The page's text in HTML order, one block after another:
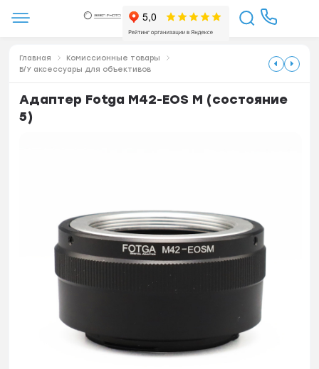
Главная
Комиссионные товары
Б/У аксессуары для объективов
Адаптер Fotga M42-EOS M (состояние
5)